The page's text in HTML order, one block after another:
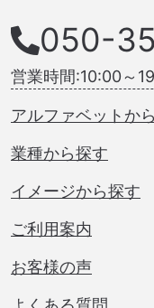
050-
営業時間:10:00～
アルファベットか
業種から探す
イメージから探す
ご利用案内
お客様の声